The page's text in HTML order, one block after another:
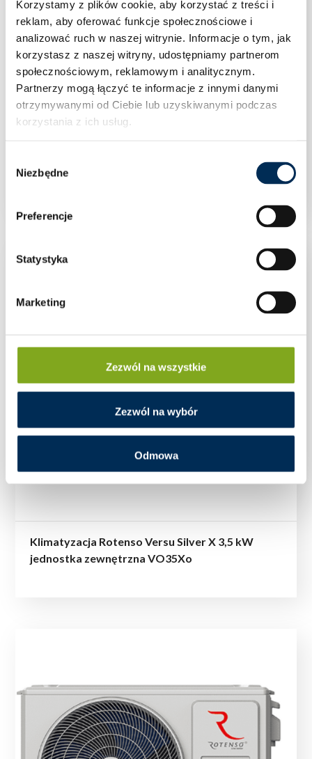
Korzystamy z plików cookie, aby korzystać z treści i
reklam, aby oferować funkcje społecznościowe i
analizować ruch w naszej witrynie. Informacje o tym, jak
korzystasz z naszej witryny, udostępniamy partnerom
społecznościowym, reklamowym i analitycznym.
Partnerzy mogą łączyć te informacje z innymi danymi
otrzymywanymi od Ciebie lub uzyskiwanymi podczas
korzystania z ich usług.
zgody
Niezbędne
Preferencje
Statystyka
Marketing
Zezwól na wszystkie
Zezwól na wybór
Odmowa
jednostka zewnętrzna VP50Xo
Klimatyzacja Rotenso Versu Silver X 3,5 kW
jednostka zewnętrzna VO35Xo